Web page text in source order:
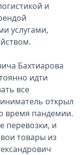
и
услугами,
Бахтиарова
идти
все
открыл
время пандемии.
перевозки, и
товары из